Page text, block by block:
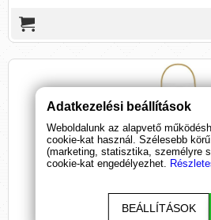
Itati
Adatkezelési beállítások
Weboldalunk az alapvető
cookie-kat használ. Szélesebb
(marketing, statisztika, személyre
cookie-kat engedélyezhet.
BEÁLLÍTÁSOK